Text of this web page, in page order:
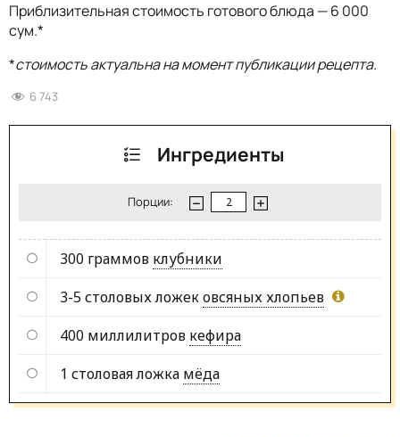
Приблизительная стоимость готового блюда — 6 000
сум.*
*стоимость актуальна на момент публикации рецепта.
6 743
Ингредиенты
Порции:
300 граммов клубники
3-5 столовых ложековсяных хлопьев
400 миллилитров кефира
1 столовая ложка мёда